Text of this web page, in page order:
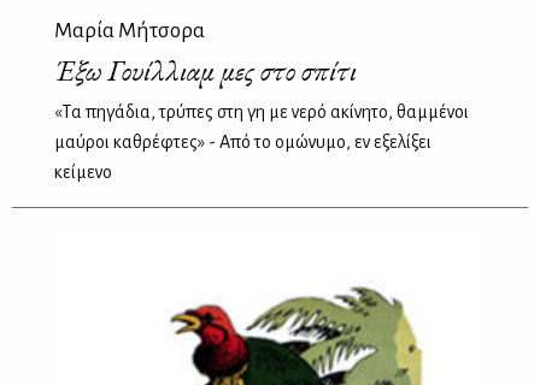
Μαρία Μήτσορα
Έξω Γουίλλιαμ μες στο σπίτι
«Tα πηγάδια, τρύπες στη γη με νερό ακίνητο, θαμμένοι
μαύροι καθρέφτες» - Από το ομώνυμο, εν εξελίξει
κείμενο